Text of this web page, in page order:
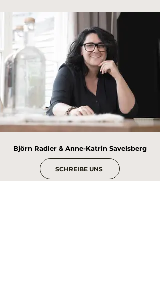
Björn Radler & Anne-Katrin Savelsberg
SCHREIBE UNS